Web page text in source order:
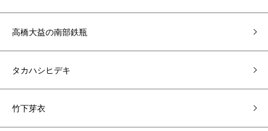
高橋大益の南部鉄瓶
タカハシヒデキ
竹下芽衣